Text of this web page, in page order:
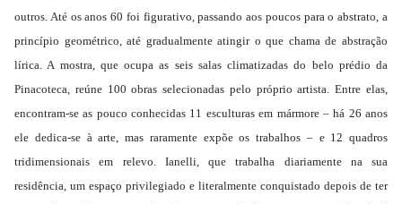
outros. Até os anos 60 foi figurativo, passando aos poucos para o abstrato, a
princípio geométrico, até gradualmente atingir o que chama de abstração
lírica. A mostra, que ocupa as seis salas climatizadas do belo prédio da
Pinacoteca, reúne 100 obras selecionadas pelo próprio artista. Entre elas,
encontram-se as pouco conhecidas 11 esculturas em mármore – há 26 anos
ele dedica-se à arte, mas raramente expõe os trabalhos – e 12 quadros
tridimensionais em relevo. Ianelli, que trabalha diariamente na sua
residência, um espaço privilegiado e literalmente conquistado depois de ter